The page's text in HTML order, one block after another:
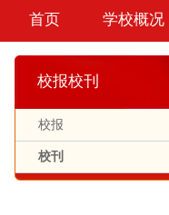
首页 学校概况
校报校刊
校报
校刊